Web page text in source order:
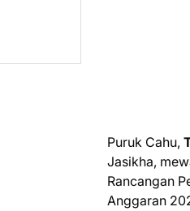
Puruk Cahu,
Jasikha,
Rancangan
Anggaran